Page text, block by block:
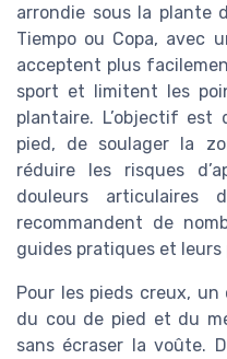
arrondie sous la plante
Tiempo ou Copa, avec
acceptent plus
sport et limitent les
plantaire. L’objectif est
pied, de soulager la
réduire les risques
douleurs articulaires
recommandent de
guides pratiques et
Pour les pieds creux,
du cou de pied et du
sans écraser la voûte.